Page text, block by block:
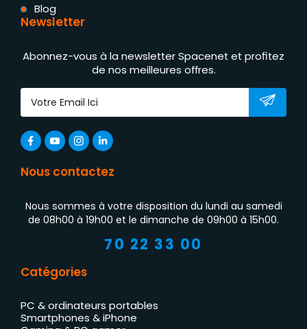
Blog
Newsletter
Abonnez-vous à la newsletter Spacenet et profitez
de nos meilleures offres.
Nous contactez
Nous sommes à votre disposition du lundi au samedi
de 08h00 à 19h00 et le dimanche de 09h00 à 15h00.
70 22 33 00
Catégories
PC & ordinateurs portables
Smartphones & iPhone